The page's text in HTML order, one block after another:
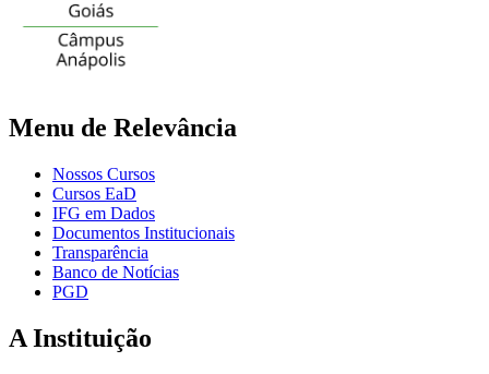
Menu de Relevância
Nossos Cursos
Cursos EaD
IFG em Dados
Documentos Institucionais
Transparência
Banco de Notícias
PGD
A Instituição